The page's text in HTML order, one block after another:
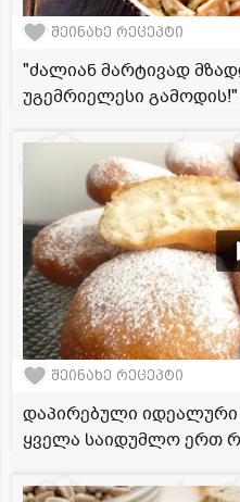
შეინახე რეცეპტი
"ძალიან მარტივად
უგემრიელესი
შეინახე რეცეპტი
დაპირებული იდეალური
ყველა საიდუმლო ერთ